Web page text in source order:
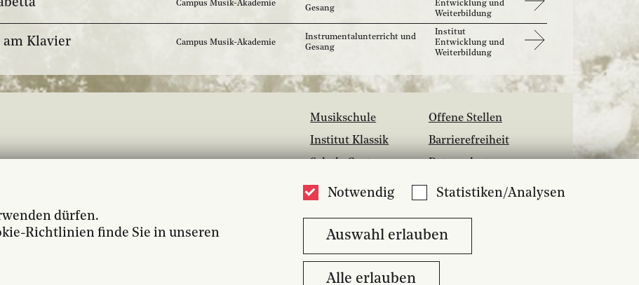
Campus Musik-Akademie
Gesang
Entwicklung und
Weiterbildung
am Klavier Campus Musik-Akademie
Instrumentalunterricht und
Gesang
Institut
Entwicklung und
Weiterbildung
Musikschule
Institut Klassik
Jazzcampus
Offene Stellen
Barrierefreiheit
Medien
dürfen.
Richtlinien finde Sie in unseren
Notwendig Statistiken/Analysen
Auswahl erlauben
Alle erlauben